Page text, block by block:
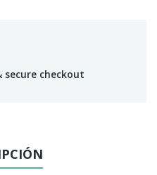
secure checkout